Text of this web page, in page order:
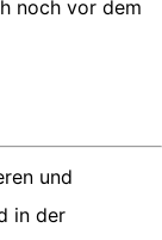
noch vor dem
und
in der